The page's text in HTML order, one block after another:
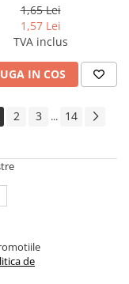
1,65 Lei
1,57 Lei
TVA inclus
IN COS
2 3 ... 14
de